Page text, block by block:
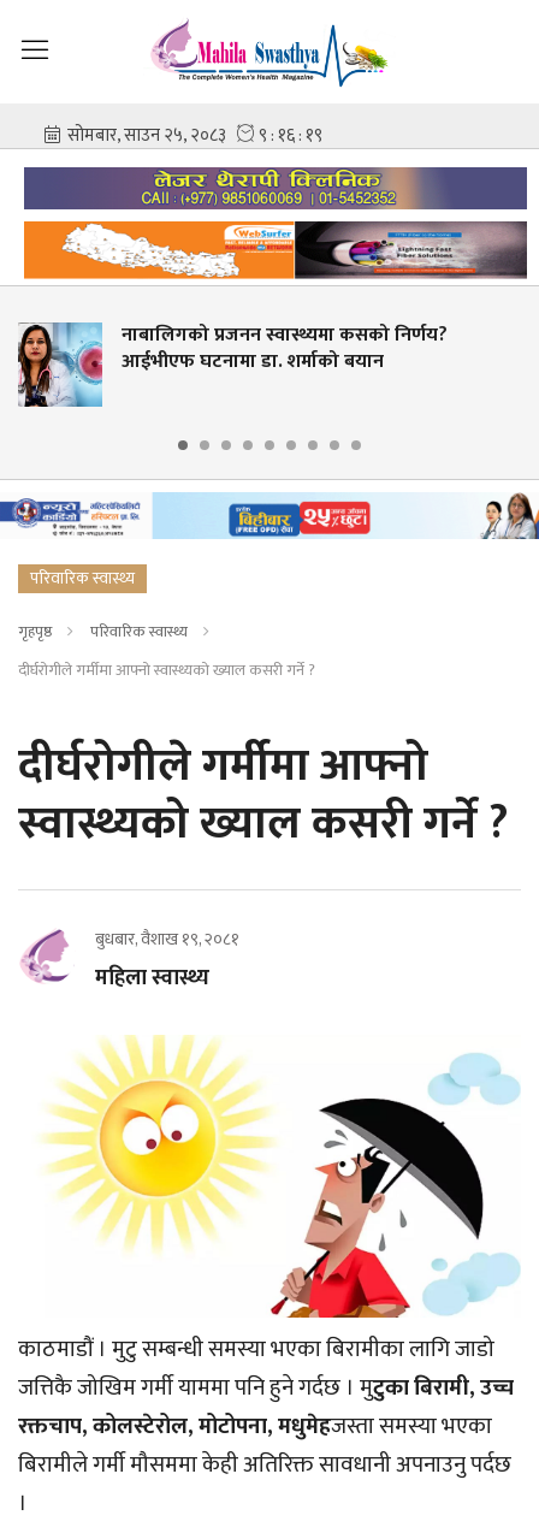
कसको निर्णय?
शर्माको बयान
सरकारी औषधि
परिवारिक स्वास्थ्य
गृहपृष्ठ
परिवारिक स्वास्थ्य
दीर्घरोगीले गर्मीमा आफ्नो स्वास्थ्यको ख्याल कसरी गर्ने ?
दीर्घरोगीले गर्मीमा आफ्नो
स्वास्थ्यको ख्याल कसरी गर्ने ?
बुधबार, वैशाख १९, २०८१
महिला स्वास्थ्य
काठमाडौं । मुटु सम्बन्धी समस्या भएका बिरामीका लागि जाडो
जत्तिकै जोखिम गर्मी याममा पनि हुने गर्दछ । मुटुका बिरामी, उच्च
रक्तचाप, कोलस्टेरोल, मोटोपना, मधुमेहजस्ता समस्या भएका
बिरामीले गर्मी मौसममा केही अतिरिक्त सावधानी अपनाउनु पर्दछ
।